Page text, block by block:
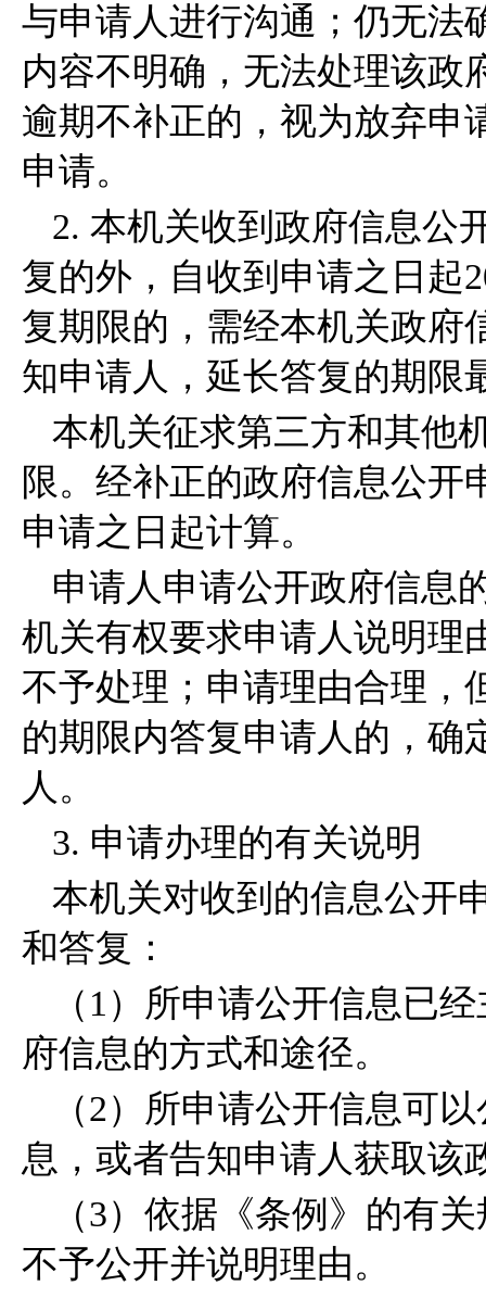
与申请人进行沟通；仍无法
内容不明确，无法处理该政
逾期不补正的，视为放弃申
申请。
2. 本机关收到政府信息公
复的外，自收到申请之日起
复期限的，需经本机关政府
知申请人，延长答复的期限
本机关征求第三方和其他
限。经补正的政府信息公开
申请之日起计算。
申请人申请公开政府信息
机关有权要求申请人说明理
不予处理；申请理由合理，
的期限内答复申请人的，确
人。
3. 申请办理的有关说明
本机关对收到的信息公开
和答复：
（1）所申请公开信息已
府信息的方式和途径。
（2）所申请公开信息可
息，或者告知申请人获取该
（3）依据《条例》的有
不予公开并说明理由。